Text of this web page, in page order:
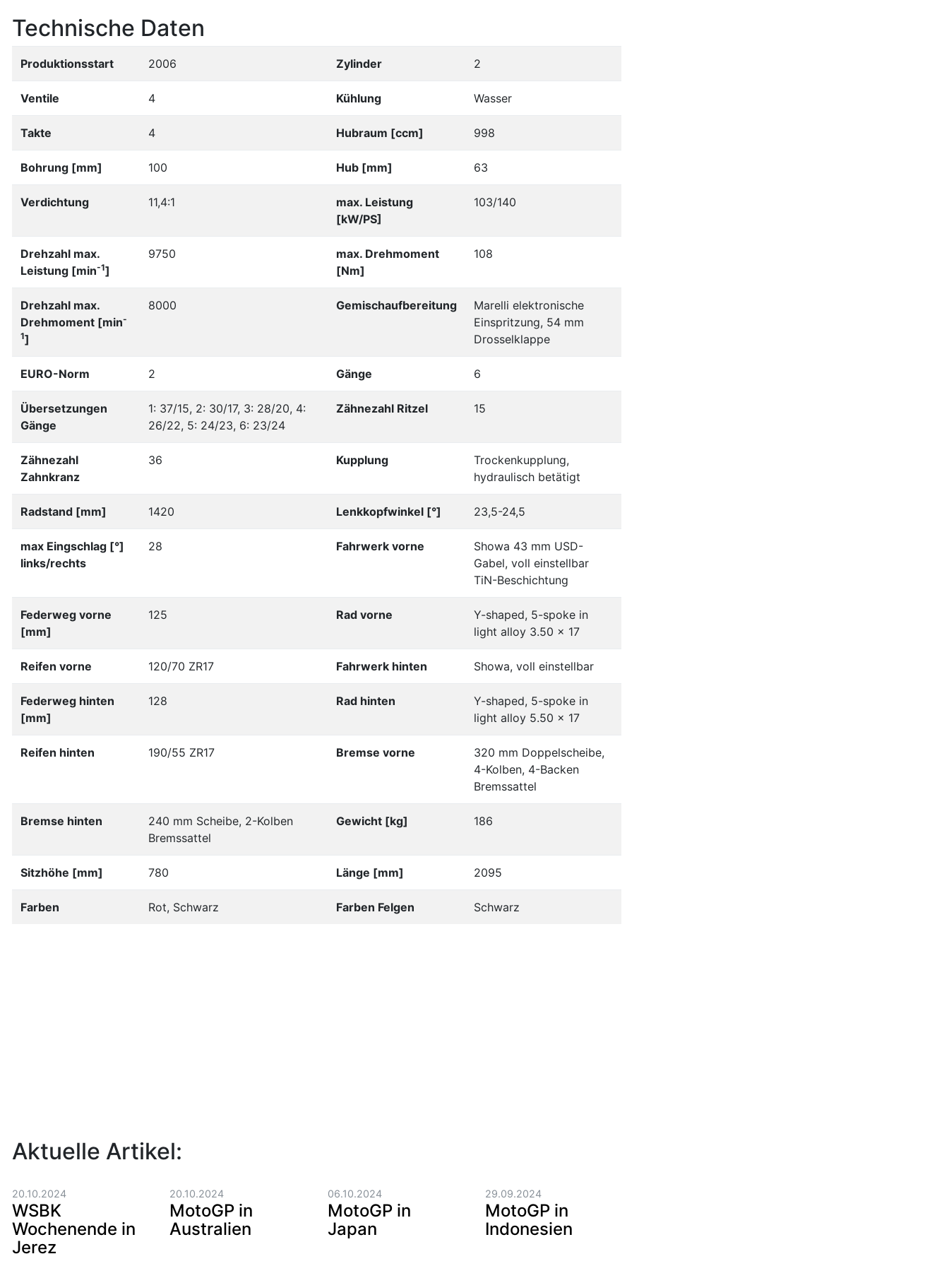
Technische Daten
Produktionsstart 2006 Zylinder 2
Ventile 4 Kühlung Wasser
Takte 4 Hubraum [ccm] 998
Bohrung [mm] 100 Hub [mm] 63
Verdichtung 11,4:1
max. Leistung
[kW/PS]
103/140
Drehzahl max.
Leistung [min-1]
9750
max. Drehmoment
[Nm]
108
Drehzahl max.
Drehmoment [min-
1]
8000 Gemischaufbereitung
Marelli elektronische
Einspritzung, 54 mm
Drosselklappe
EURO-Norm 2 Gänge 6
Übersetzungen
Gänge
1: 37/15, 2: 30/17, 3: 28/20, 4:
26/22, 5: 24/23, 6: 23/24
Zähnezahl Ritzel 15
Zähnezahl
Zahnkranz
36 Kupplung
Trockenkupplung,
hydraulisch betätigt
Radstand [mm] 1420 Lenkkopfwinkel [°] 23,5-24,5
max Eingschlag [°]
links/rechts
28 Fahrwerk vorne
Showa 43 mm USD-
Gabel, voll einstellbar
TiN-Beschichtung
Federweg vorne
[mm]
125 Rad vorne
Y-shaped, 5-spoke in
light alloy 3.50 x 17
Reifen vorne 120/70 ZR17 Fahrwerk hinten Showa, voll einstellbar
Federweg hinten
[mm]
128 Rad hinten
Y-shaped, 5-spoke in
light alloy 5.50 x 17
Reifen hinten 190/55 ZR17 Bremse vorne
320 mm Doppelscheibe,
4-Kolben, 4-Backen
Bremssattel
Bremse hinten
240 mm Scheibe, 2-Kolben
Bremssattel
Gewicht [kg] 186
Sitzhöhe [mm] 780 Länge [mm] 2095
Farben Rot, Schwarz Farben Felgen Schwarz
Aktuelle Artikel:
20.10.2024
WSBK
Wochenende in
Jerez
20.10.2024
MotoGP in
Australien
06.10.2024
MotoGP in
Japan
29.09.2024
MotoGP in
Indonesien